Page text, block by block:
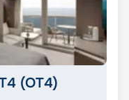
(OT4)